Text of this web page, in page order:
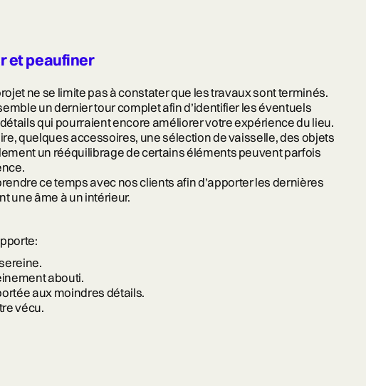
et peaufiner
ne se limite pas à constater que les travaux sont terminés.
un dernier tour complet afin d’identifier les éventuels
qui pourraient encore améliorer votre expérience du lieu.
quelques accessoires, une sélection de vaisselle, des objets
un rééquilibrage de certains éléments peuvent parfois
ce temps avec nos clients afin d’apporter les dernières
une âme à un intérieur.
abouti.
aux moindres détails.
vécu.